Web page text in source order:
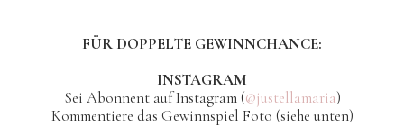
FÜR DOPPELTE GEWINNCHANCE:
INSTAGRAM
Sei Abonnent auf Instagram (@justellamaria)
Kommentiere das Gewinnspiel Foto (siehe unten)